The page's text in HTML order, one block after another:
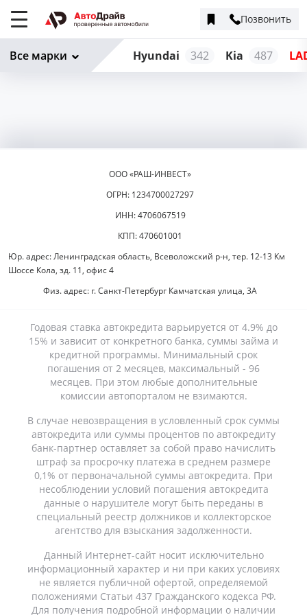
Позвонить
Hyundai 342 Kia 487
Все марки
ООО «РАШ-ИНВЕСТ»
ОГРН: 1234700027297
ИНН: 4706067519
КПП: 470601001
Юр. адрес: Ленинградская область, Всеволожский р-н, тер. 12-13 Км
Шоссе Кола, зд. 11, офис 4
Физ. адрес: г. Санкт-Петербург Камчатская улица, 3А
Годовая ставка автокредита варьируется от 4.9% до
15% и зависит от конкретного банка, суммы займа и
кредитной программы. Минимальный срок
погашения от 2 месяцев, максимальный - 96
месяцев. При этом любые дополнительные
комиссии автопорталом не взимаются.
В случае невозвращения в условленный срок суммы
автокредита или суммы процентов по автокредиту
банк-партнер оставляет за собой право начислить
штраф за просрочку платежа в среднем размере
0,1% от первоначальной суммы автокредита. При
несоблюдении условий погашения автокредита
данные о нарушителе могут быть переданы в
специальный реестр должников и коллекторское
агентство для взыскания задолженности.
Данный Интернет-сайт носит исключительно
информационный характер и ни при каких условиях
не является публичной офертой, определяемой
положениями Статьи 437 Гражданского кодекса РФ.
Для получения подробной информации о наличии